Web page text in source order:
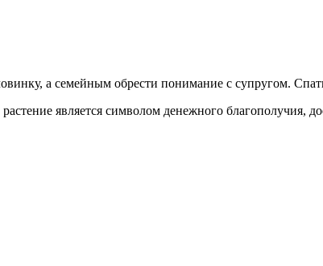
а семейным обрести понимание с супругом.
является символом денежного благополучия,